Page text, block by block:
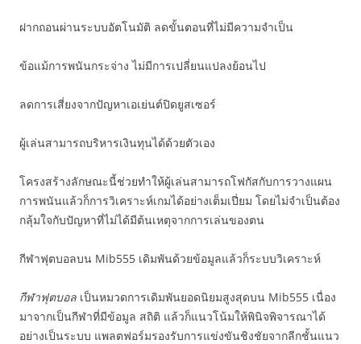
ฝากถอนผ่านระบบอัตโนมัติ ลดขั้นตอนที่ไม่มีความจำเป็น
ข้อแม้การพนันกระจ่าง ไม่มีการเปลี่ยนแปลงย้อนไป
ลดการเสี่ยงจากปัญหาเอเย่นต์ปิดยูสเซอร์
ผู้เล่นสามารถบริหารเงินทุนได้ด้วยตัวเอง
โครงสร้างลักษณะนี้ช่วยทำให้ผู้เล่นสามารถโฟกัสกับการวางแผน
การพนันแล้วก็การวิเคราะห์เกมได้อย่างเต็มเปี่ยม โดยไม่จำเป็นต้อง
กลุ้มใจกับปัญหาที่ไม่ได้มีต้นเหตุจากการเล่นของตน
กีฬาฟุตบอลบน Mib555 เดิมพันด้วยข้อมูลแล้วก็ระบบวิเคราะห์
กีฬาฟุตบอล เป็นหมวดการเดิมพันยอดนิยมสูงสุดบน Mib555 เนื่อง
มาจากเป็นกีฬาที่มีข้อมูล สถิติ แล้วก็แนวโน้มให้พินิจพิจารณาได้
อย่างเป็นระบบ แพลตฟอร์มรองรับการแข่งขันชิงชัยจากลีกชั้นแนว